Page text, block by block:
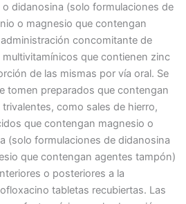
didanosina (solo formulaciones de
o magnesio que contengan
concomitante de
que contienen zinc
de las mismas por vía oral. Se
tomen preparados que contengan
como sales de hierro,
que contengan magnesio o
(solo formulaciones de didanosina
que contengan agentes tampón)
o posteriores a la
tabletas recubiertas. Las